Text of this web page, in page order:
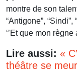
montre de son
“Antigone”, “Sindi”,
‘’Et que mon règne
Lire aussi: «
théâtre se